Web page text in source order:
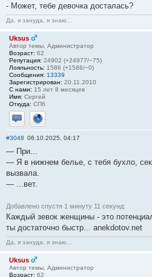
- Может, тебе девочка досталась?
Да, я зануда, я знаю...
Uksus
Автор темы, Администратор
Возраст: 62
Репутация: 24902 (+24977/−75)
Лояльность: 1586 (+1586/−0)
Сообщения: 13339
Зарегистрирован: 20.11.2010
С нами: 15 лет 8 месяцев
Имя: Сергей
Откуда: СПб
Отправить личное сообщение
Сайт
#3048 06.10.2025, 04:17
— При...
— Я в нижнем белье, с тебя бухло,
вызвала.
— ...вет.
Добавлено спустя 1 минуту 11 секунд:
Каждый зевок женщины - это
ты достаточно быстр... anekdotov.net
Да, я зануда, я знаю...
Uksus
Автор темы, Администратор
Возраст: 62